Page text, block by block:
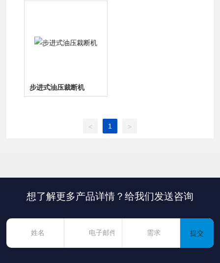
步进式油压裁断机
< 1 >
想了解更多产品详情？给我们发送咨询
提交